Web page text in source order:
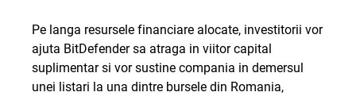
Pe langa resursele financiare alocate, investitorii vor
ajuta BitDefender sa atraga in viitor capital
suplimentar si vor sustine compania in demersul
unei listari la una dintre bursele din Romania,